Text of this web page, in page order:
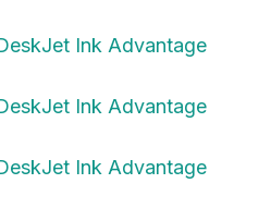
Ink Advantage
Ink Advantage
Ink Advantage